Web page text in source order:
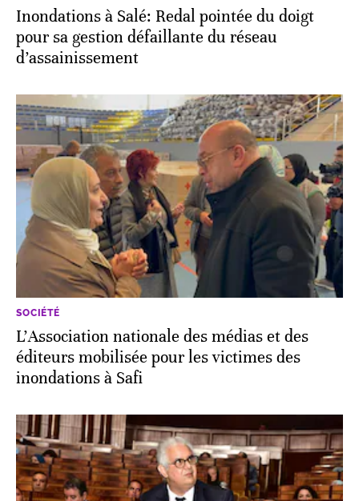
Inondations à Salé: Redal pointée du doigt
pour sa gestion défaillante du réseau
d’assainissement
SOCIÉTÉ
L’Association nationale des médias et des
éditeurs mobilisée pour les victimes des
inondations à Safi